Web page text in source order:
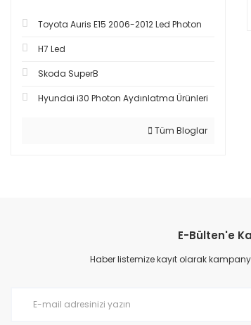
Toyota Auris E15 2006-2012 Led Photon
H7 Led
Skoda SuperB
Hyundai i30 Photon Aydınlatma Ürünleri
Tüm Bloglar
E-Bülten'e
Haber listemize kayıt olarak